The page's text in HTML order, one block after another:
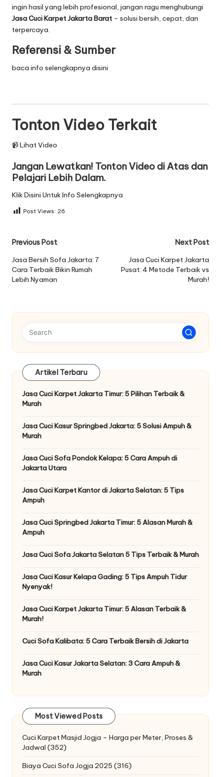
ingin hasil yang lebih profesional, jangan ragu menghubungi
Jasa Cuci Karpet Jakarta Barat – solusi bersih, cepat, dan
terpercaya.
Referensi & Sumber
baca info selengkapnya disini
Tonton Video Terkait
📹 Lihat Video
Jangan Lewatkan! Tonton Video di Atas dan
Pelajari Lebih Dalam.
Klik Disini Untuk Info Selengkapnya
Post Views: 26
Post
navigation
Previous Post
Jasa Bersih Sofa Jakarta: 7
Cara Terbaik Bikin Rumah
Lebih Nyaman
Next Post
Jasa Cuci Karpet Jakarta
Pusat: 4 Metode Terbaik vs
Murah!
Artikel Terbaru
Jasa Cuci Karpet Jakarta Timur: 5 Pilihan Terbaik &
Murah
Jasa Cuci Kasur Springbed Jakarta: 5 Solusi Ampuh &
Murah
Jasa Cuci Sofa Pondok Kelapa: 5 Cara Ampuh di
Jakarta Utara
Jasa Cuci Karpet Kantor di Jakarta Selatan: 5 Tips
Ampuh
Jasa Cuci Springbed Jakarta Timur: 5 Alasan Murah &
Ampuh
Jasa Cuci Sofa Jakarta Selatan 5 Tips Terbaik & Murah
Jasa Cuci Kasur Kelapa Gading: 5 Tips Ampuh Tidur
Nyenyak!
Jasa Cuci Karpet Jakarta Timur: 5 Alasan Terbaik &
Murah!
Cuci Sofa Kalibata: 5 Cara Terbaik Bersih di Jakarta
Jasa Cuci Kasur Jakarta Selatan: 3 Cara Ampuh &
Murah
Most Viewed Posts
Cuci Karpet Masjid Jogja – Harga per Meter, Proses &
Jadwal (352)
Biaya Cuci Sofa Jogja 2025 (316)